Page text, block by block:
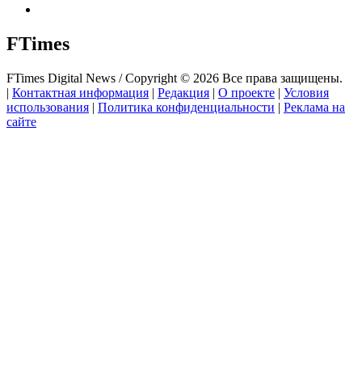
FTimes
FTimes Digital News / Copyright © 2026 Все права защищены.
| Контактная информация | Редакция | О проекте | Условия
использования | Политика конфиденциальности | Реклама на
сайте